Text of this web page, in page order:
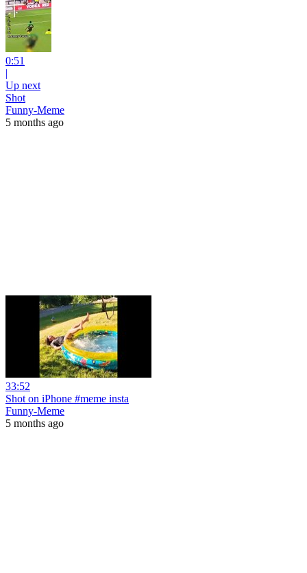
0:51
|
Up next
Shot
Funny-Meme
5 months ago
33:52
Shot on iPhone #meme insta
Funny-Meme
5 months ago